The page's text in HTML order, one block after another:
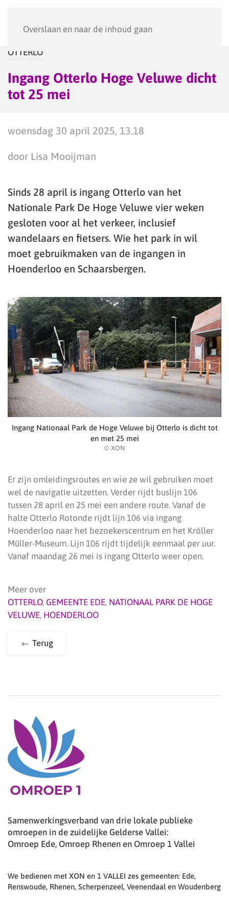
Overslaan en naar de inhoud gaan
OTTERLO
Ingang Otterlo Hoge Veluwe dicht
tot 25 mei
woensdag 30 april 2025, 13.18
door Lisa Mooijman
Sinds 28 april is ingang Otterlo van het
Nationale Park De Hoge Veluwe vier weken
gesloten voor al het verkeer, inclusief
wandelaars en fietsers. Wie het park in wil
moet gebruikmaken van de ingangen in
Hoenderloo en Schaarsbergen.
Ingang Nationaal Park de Hoge Veluwe bij Otterlo is dicht tot
en met 25 mei
© XON
Er zijn omleidingsroutes en wie ze wil gebruiken moet
wel de navigatie uitzetten. Verder rijdt buslijn 106
tussen 28 april en 25 mei een andere route. Vanaf de
halte Otterlo Rotonde rijdt lijn 106 via ingang
Hoenderloo naar het bezoekerscentrum en het Kröller
Müller-Museum. Lijn 106 rijdt tijdelijk eenmaal per uur.
Vanaf maandag 26 mei is ingang Otterlo weer open.
Meer over
OTTERLO, GEMEENTE EDE, NATIONAAL PARK DE HOGE
VELUWE, HOENDERLOO
Terug
Samenwerkingsverband van drie lokale publieke
omroepen in de zuidelijke Gelderse Vallei:
Omroep Ede, Omroep Rhenen en Omroep 1 Vallei
We bedienen met XON en 1 VALLEI zes gemeenten: Ede,
Renswoude, Rhenen, Scherpenzeel, Veenendaal en Woudenberg